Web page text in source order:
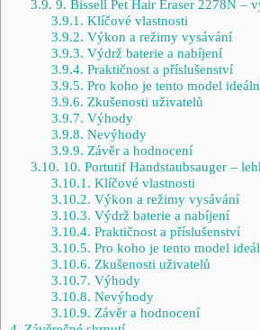
3.9. 9. Bissell Pet Hair Eraser 2278N –
3.9.1. Klíčové vlastnosti
3.9.2. Výkon a režimy vysávání
3.9.3. Výdrž baterie a nabíjení
3.9.4. Praktičnost a příslušenství
3.9.5. Pro koho je tento model
3.9.6. Zkušenosti uživatelů
3.9.7. Výhody
3.9.8. Nevýhody
3.9.9. Závěr a hodnocení
3.10. 10. Portutif Handstaubsauger –
3.10.1. Klíčové vlastnosti
3.10.2. Výkon a režimy vysávání
3.10.3. Výdrž baterie a nabíjení
3.10.4. Praktičnost a příslušenství
3.10.5. Pro koho je tento model
3.10.6. Zkušenosti uživatelů
3.10.7. Výhody
3.10.8. Nevýhody
3.10.9. Závěr a hodnocení